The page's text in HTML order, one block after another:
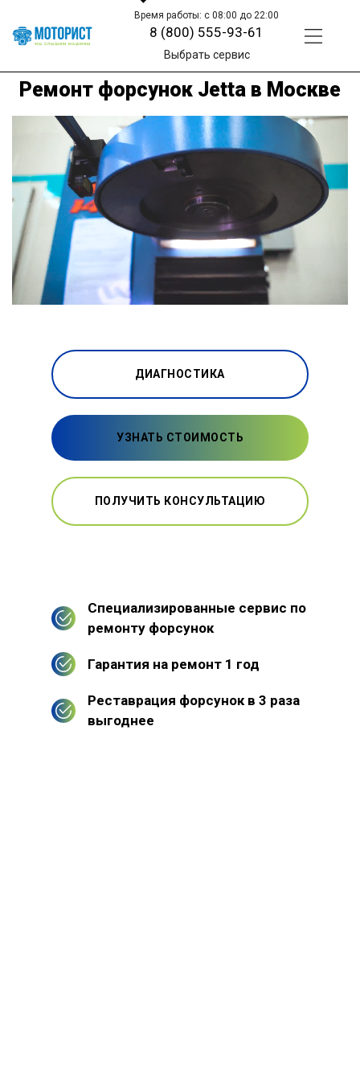
Время работы: с 08:00 до 22:00
8 (800) 555-93-61
Выбрать сервис
Ремонт форсунок Jetta в Москве
ДИАГНОСТИКА
УЗНАТЬ СТОИМОСТЬ
ПОЛУЧИТЬ КОНСУЛЬТАЦИЮ
Специализированные сервис по
ремонту форсунок
Гарантия на ремонт 1 год
Реставрация форсунок в 3 раза
выгоднее